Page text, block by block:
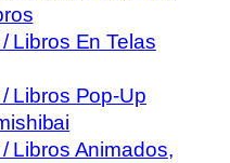
Libros En Telas
Libros Pop-Up
Libros Animados,